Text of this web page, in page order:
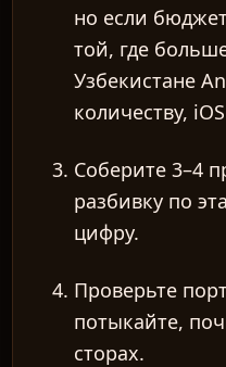
но если
той, где
Узбекистане
количеству,
Соберите 3–4
разбивку по
цифру.
Проверьте
потыкайте,
сторах.